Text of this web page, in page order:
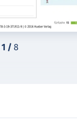
1 / 8